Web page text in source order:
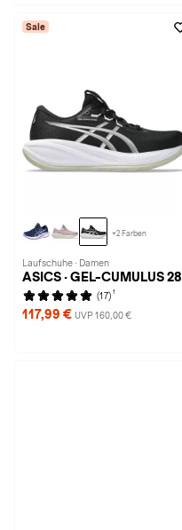
Sale
+2 Farben
Laufschuhe · Damen
ASICS · GEL-CUMULUS 28
(17) 1
117,99 € UVP 160,00 €